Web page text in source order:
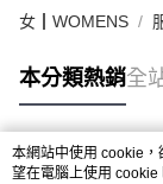
女┃WOMENS
本分類熱銷全
熱門標籤
本網站中使用 cookie，
望在電腦上使用 cookie